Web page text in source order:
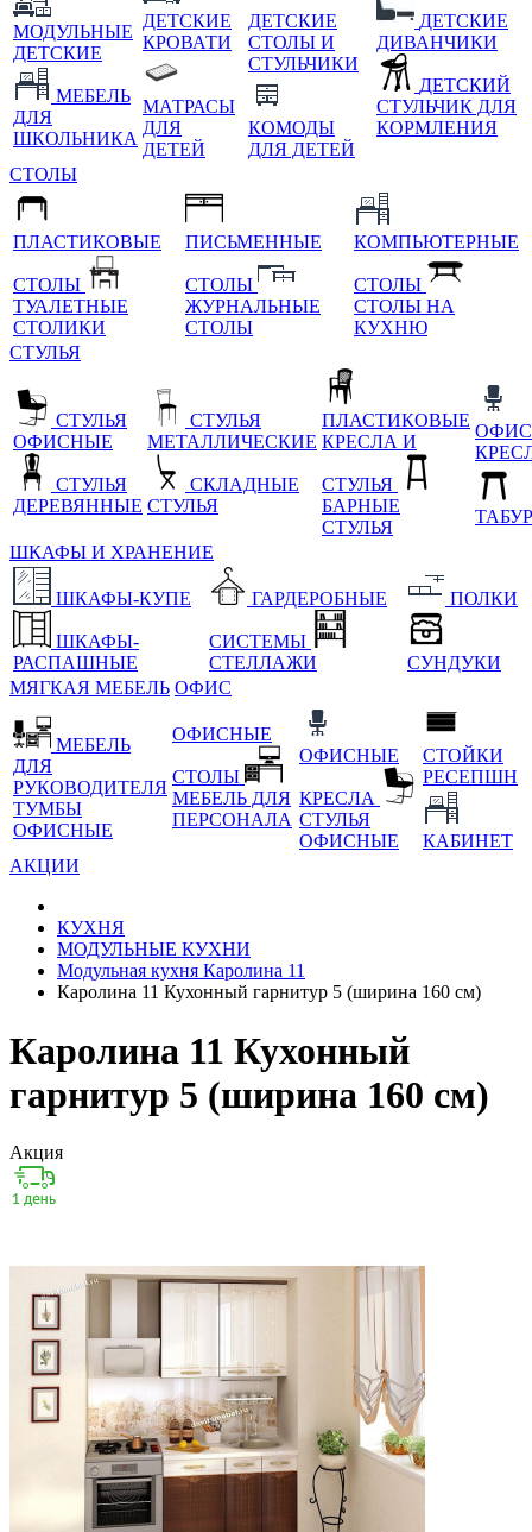
МОДУЛЬНЫЕ
ДЕТСКИЕ
МЕБЕЛЬ
ДЛЯ
ШКОЛЬНИКА
ДЕТСКИЕ
КРОВАТИ
МАТРАСЫ
ДЛЯ
ДЕТЕЙ
ДЕТСКИЕ
СТОЛЫ И
СТУЛЬЧИКИ
КОМОДЫ
ДЛЯ ДЕТЕЙ
ДЕТСКИЕ
ДИВАНЧИКИ
ДЕТСКИЙ
СТУЛЬЧИК ДЛЯ
КОРМЛЕНИЯ
СТОЛЫ
ПЛАСТИКОВЫЕ
СТОЛЫ
ТУАЛЕТНЫЕ
СТОЛИКИ
ПИСЬМЕННЫЕ
СТОЛЫ
ЖУРНАЛЬНЫЕ
СТОЛЫ
КОМПЬЮТЕРНЫЕ
СТОЛЫ
СТОЛЫ НА
КУХНЮ
СТУЛЬЯ
СТУЛЬЯ
ОФИСНЫЕ
СТУЛЬЯ
ДЕРЕВЯННЫЕ
СТУЛЬЯ
МЕТАЛЛИЧЕСКИЕ
СКЛАДНЫЕ
СТУЛЬЯ
ПЛАСТИКОВЫЕ
КРЕСЛА И
СТУЛЬЯ
БАРНЫЕ
СТУЛЬЯ
ШКАФЫ И ХРАНЕНИЕ
ШКАФЫ-КУПЕ
ШКАФЫ-
РАСПАШНЫЕ
ГАРДЕРОБНЫЕ
СИСТЕМЫ
СТЕЛЛАЖИ
ПОЛКИ
СУНДУКИ
МЯГКАЯ МЕБЕЛЬ ОФИС
МЕБЕЛЬ
ДЛЯ
РУКОВОДИТЕЛЯ
ТУМБЫ
ОФИСНЫЕ
ОФИСНЫЕ
СТОЛЫ
МЕБЕЛЬ ДЛЯ
ПЕРСОНАЛА
ОФИСНЫЕ
КРЕСЛА
СТУЛЬЯ
ОФИСНЫЕ
СТОЙКИ
РЕСЕПШН
КАБИНЕТ
АКЦИИ
КУХНЯ
МОДУЛЬНЫЕ КУХНИ
Модульная кухня Каролина 11
Каролина 11 Кухонный гарнитур 5 (ширина 160 см)
Каролина 11 Кухонный
гарнитур 5 (ширина 160 см)
Акция